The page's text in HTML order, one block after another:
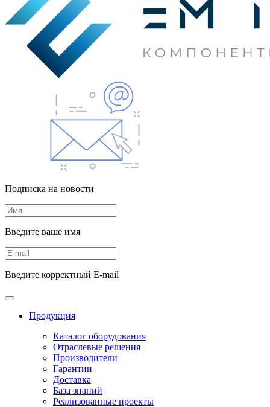
Подписка на новости
Введите ваше имя
Введите корректный E-mail
Продукция
Каталог оборудования
Отраслевые решения
Производители
Гарантии
Доставка
База знаний
Реализованные проекты